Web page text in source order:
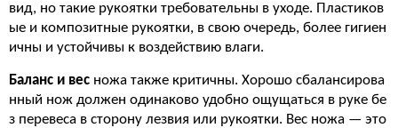
вид, но такие рукоятки требовательны в уходе. Пластиков
ые и композитные рукоятки, в свою очередь, более гигиен
ичны и устойчивы к воздействию влаги.
Баланс и вес ножа также критичны. Хорошо сбалансирова
нный нож должен одинаково удобно ощущаться в руке бе
з перевеса в сторону лезвия или рукоятки. Вес ножа — это